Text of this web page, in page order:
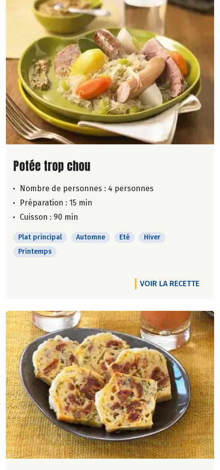
Lire la suite de la recette
Potée trop chou
Nombre de personnes : 4 personnes
Préparation : 15 min
Cuisson : 90 min
Plat principal Automne Eté
Hiver
Printemps
VOIR LA RECETTE